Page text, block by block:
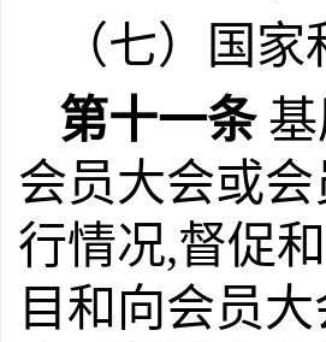
（七）国
第十一条基
会员大会或
行情况,督促
目和向会员